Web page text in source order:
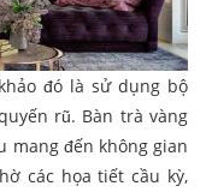
đó là sử dụng bộ
rũ. Bàn trà vàng
mang đến không gian
các họa tiết cầu kỳ,